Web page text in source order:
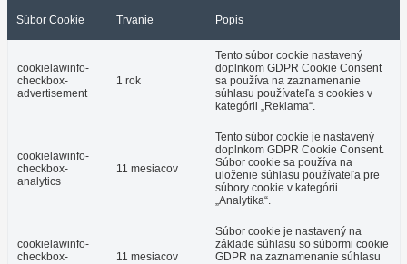
Súbor Cookie Trvanie Popis
cookielawinfo-
checkbox-
advertisement
1 rok
Tento súbor cookie nastavený
doplnkom GDPR Cookie Consent
sa používa na zaznamenanie
súhlasu používateľa s cookies v
kategórii „Reklama“.
cookielawinfo-
checkbox-
analytics
11 mesiacov
Tento súbor cookie je nastavený
doplnkom GDPR Cookie Consent.
Súbor cookie sa používa na
uloženie súhlasu používateľa pre
súbory cookie v kategórii
„Analytika“.
cookielawinfo-
checkbox-
11 mesiacov
Súbor cookie je nastavený na
základe súhlasu so súbormi cookie
GDPR na zaznamenanie súhlasu